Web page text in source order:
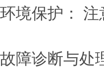
环境保护：
故障诊断与处